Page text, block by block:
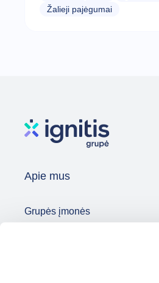
Žalieji pajėgumai
Apie mus
Grupės įmonės